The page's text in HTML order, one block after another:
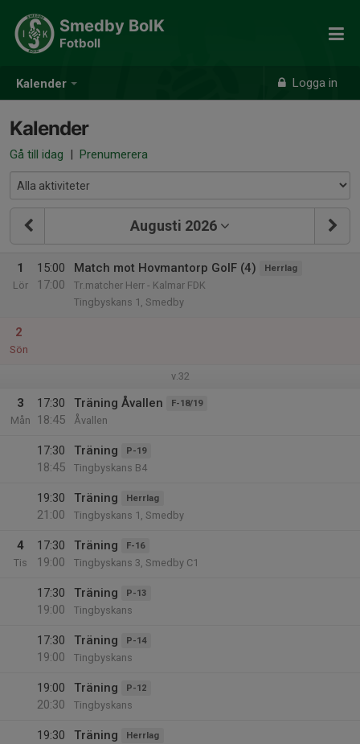
Kalender Logga in
Smedby BoIK
Fotboll
Kalender
Gå till idag | Prenumerera
Augusti 2026
1
Lör
15:00
17:00
Match mot Hovmantorp GoIF (4) Herrlag
Tr.matcher Herr - Kalmar FDK
Tingbyskans 1, Smedby
2
Sön
v.32
3
Mån
17:30
18:45
Träning Åvallen F-18/19
Åvallen
17:30
18:45
Träning P-19
Tingbyskans B4
19:30
21:00
Träning Herrlag
Tingbyskans 1, Smedby
4
Tis
17:30
19:00
Träning F-16
Tingbyskans 3, Smedby C1
17:30
19:00
Träning P-13
Tingbyskans
17:30
19:00
Träning P-14
Tingbyskans
19:00
20:30
Träning P-12
Tingbyskans
19:30
Träning Herrlag